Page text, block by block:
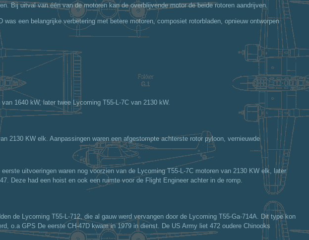
Bij uitval van één van de motoren kan de overblijvende motor de beide rotoren aandrijven.
een belangrijke verbetering met betere motoren, composiet rotorbladen, opnieuw ontworpen
1640 kW, later twee Lycoming T55-L-7C van 2130 kW.
2130 KW elk. Aanpassingen waren een afgestompte achterste rotor pyloon, vernieuwde
uitvoeringen waren nog voorzien van de Lycoming T55-L-7C motoren van 2130 KW elk, later
Deze had een hoist en ook een ruimte voor de Flight Engineer achter in de romp.
de Lycoming T55-L-712, die al gauw werd vervangen door de Lycoming T55-Ga-714A. Dit type kon
o.a GPS De eerste CH-47D kwam in 1979 in dienst. De US Army liet 472 oudere Chinooks